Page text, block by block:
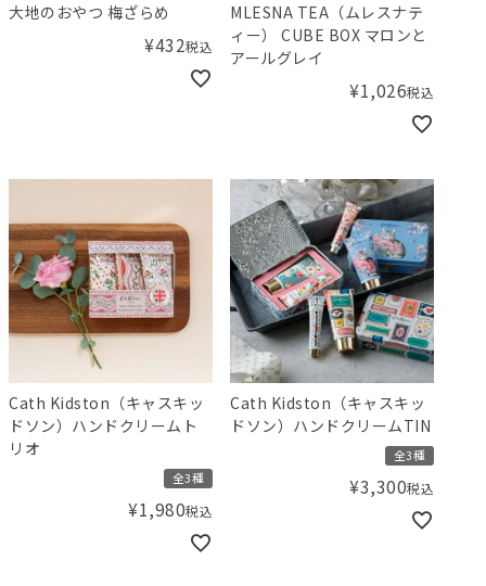
大地のおやつ 梅ざらめ
¥432税込
MLESNA TEA（ムレスナテ
ィー） CUBE BOX マロンと
アールグレイ
¥1,026税込
Cath Kidston（キャスキッ
ドソン）ハンドクリームト
リオ
全3種
¥1,980税込
Cath Kidston（キャスキッ
ドソン）ハンドクリームTIN
全3種
¥3,300税込